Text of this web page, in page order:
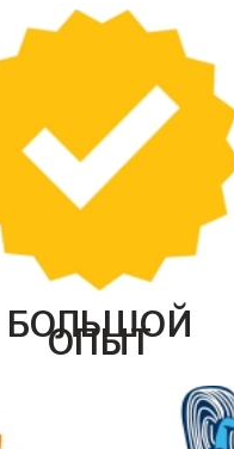
БОЛЬШОЙ
ОПЫТ